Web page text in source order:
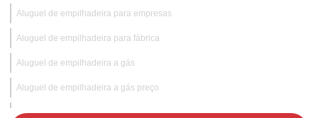
Aluguel de empilhadeira para empresas
Aluguel de empilhadeira para fábrica
Aluguel de empilhadeira a gás
Aluguel de empilhadeira a gás preço
Aluguel de empilhadeira hidraulica